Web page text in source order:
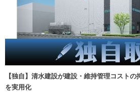
【独自】清水建設が建設・維持管理コスト
を実用化